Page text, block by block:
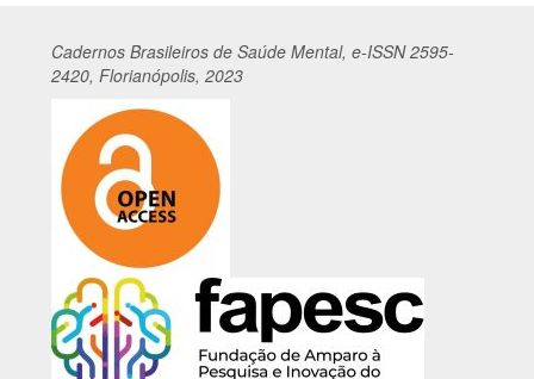
Cadernos Brasileiros de Saúde Mental, e-ISSN 2595-
2420, Florianópolis, 2023